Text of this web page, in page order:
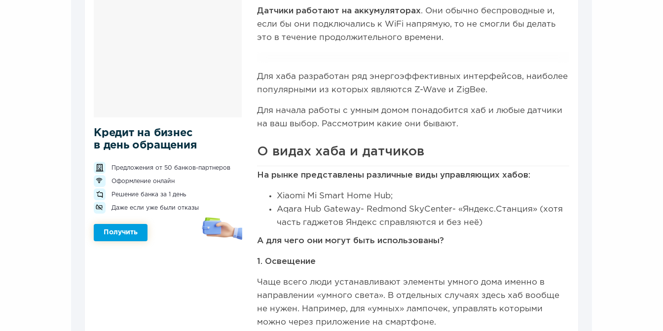
Кредит на бизнес
в день обращения
Предложения от 50 банков-партнеров
Оформление онлайн
Решение банка за 1 день
Даже если уже были отказы
Получить
Датчики работают на аккумуляторах. Они обычно беспроводные и,
если бы они подключались к WiFi напрямую, то не смогли бы делать
это в течение продолжительного времени.
Для хаба разработан ряд энергоэффективных интерфейсов, наиболее
популярными из которых являются Z-Wave и ZigBee.
Для начала работы с умным домом понадобится хаб и любые датчики
на ваш выбор. Рассмотрим какие они бывают.
О видах хаба и датчиков
На рынке представлены различные виды управляющих хабов:
Xiaomi Mi Smart Home Hub;
Aqara Hub Gateway- Redmond SkyCenter- «Яндекс.Станция» (хотя
часть гаджетов Яндекс справляются и без неё)
А для чего они могут быть использованы?
1. Освещение
Чаще всего люди устанавливают элементы умного дома именно в
направлении «умного света». В отдельных случаях здесь хаб вообще
не нужен. Например, для «умных» лампочек, управлять которыми
можно через приложение на смартфоне.